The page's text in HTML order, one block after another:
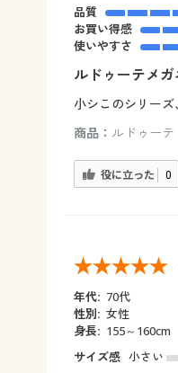
品質
お買い得感
使いやすさ
ルドゥーテメ
小シこのシリー
商品： ルドゥー
役に立った 0
年代: 70代
性別: 女性
身長: 155～160cm
サイズ感 小さい